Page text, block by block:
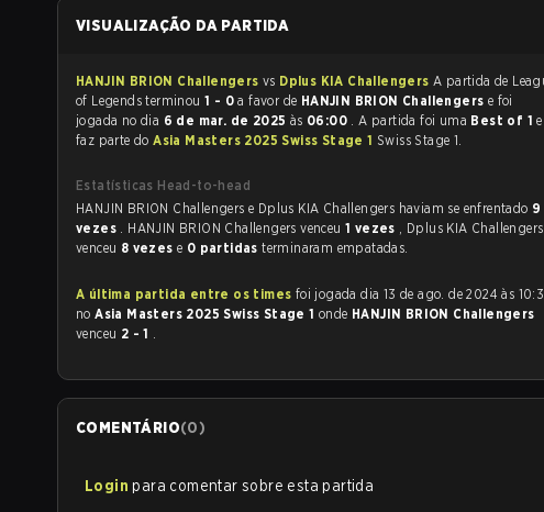
VISUALIZAÇÃO DA PARTIDA
HANJIN BRION Challengers vs Dplus KIA Challengers A partida de League
of Legends terminou 1 - 0 a favor de HANJIN BRION Challengers e foi
jogada no dia 6 de mar. de 2025 às 06:00 . A partida foi uma Best of 1e
faz parte doAsia Masters 2025 Swiss Stage 1 Swiss Stage 1.
Estatísticas Head-to-head
HANJIN BRION Challengers e Dplus KIA Challengers haviam se enfrentado 9
vezes . HANJIN BRION Challengers venceu 1 vezes , Dplus KIA Challengers
venceu 8 vezes e 0 partidasterminaram empatadas.
A última partida entre os times
noAsia Masters 2025 Swiss Stage 1 onde HANJIN BRION Challengers
venceu 2 - 1 .
COMENTÁRIO(0)
Login para comentar sobre esta partida